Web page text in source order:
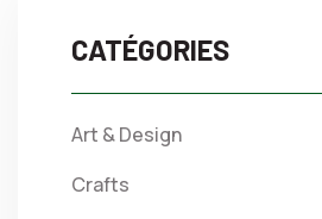
CATÉGORIES
Art & Design
Crafts